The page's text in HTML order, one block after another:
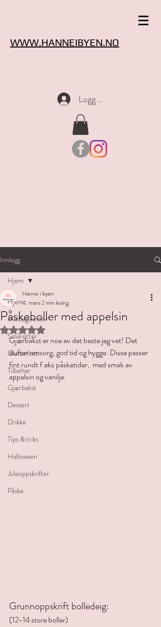
WWW.HANNEIBYEN.NO
Logg inn
Innlegg
Hjem
Middagsretter
Småretter
Glutenfritt
Tilbehør
Gjærbakst
Dessert
Drikke
Tips & triks
Halloween
Juleoppskrifter
Påske
Hjem
Påskeboller med appelsin
Hanne i byen
4. mars2 min lesing
Gitt NaN av 5 stjerner.
Gjærbakst er noe av det beste jeg vet! Det
dufter omsorg, god tid og hygge. Disse passer
fint rundt f.eks påsketider,  med smak av
appelsin og vanilje.
Grunnoppskrift bolledeig:
(12-14 store boller)